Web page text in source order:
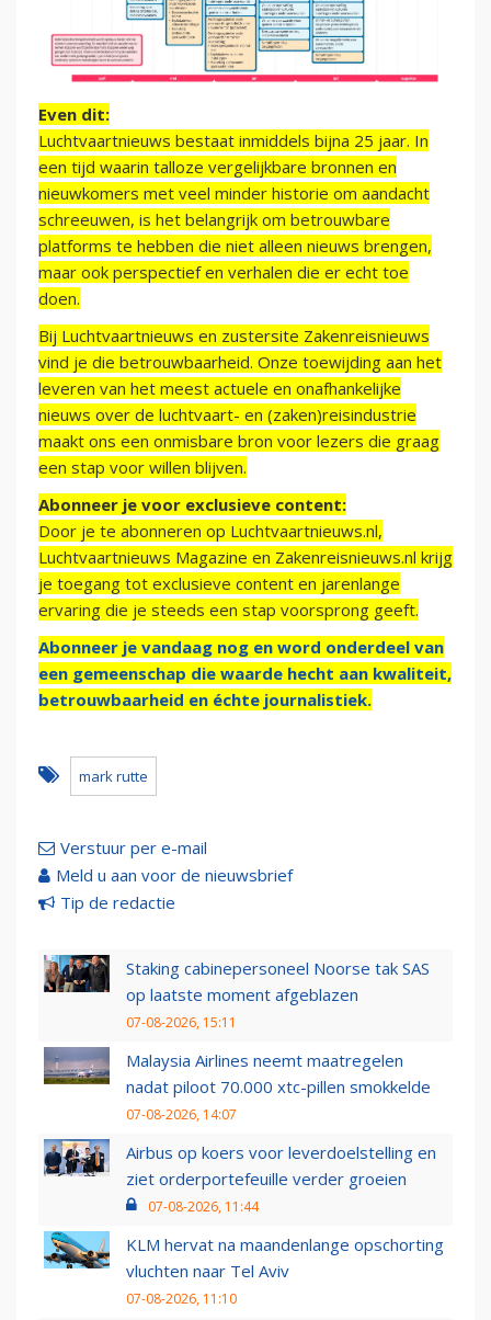
Even dit:
Luchtvaartnieuws bestaat inmiddels bijna 25 jaar. In
een tijd waarin talloze vergelijkbare bronnen en
nieuwkomers met veel minder historie om aandacht
schreeuwen, is het belangrijk om betrouwbare
platforms te hebben die niet alleen nieuws brengen,
maar ook perspectief en verhalen die er echt toe
doen.
Bij Luchtvaartnieuws en zustersite Zakenreisnieuws
vind je die betrouwbaarheid. Onze toewijding aan het
leveren van het meest actuele en onafhankelijke
nieuws over de luchtvaart- en (zaken)reisindustrie
maakt ons een onmisbare bron voor lezers die graag
een stap voor willen blijven.
Abonneer je voor exclusieve content:
Door je te abonneren op Luchtvaartnieuws.nl,
Luchtvaartnieuws Magazine en Zakenreisnieuws.nl krijg
je toegang tot exclusieve content en jarenlange
ervaring die je steeds een stap voorsprong geeft.
Abonneer je vandaag nog en word onderdeel van
een gemeenschap die waarde hecht aan kwaliteit,
betrouwbaarheid en échte journalistiek.
mark rutte
Verstuur per e-mail
Meld u aan voor de nieuwsbrief
Tip de redactie
Staking cabinepersoneel Noorse tak SAS
op laatste moment afgeblazen
07-08-2026, 15:11
Malaysia Airlines neemt maatregelen
nadat piloot 70.000 xtc-pillen smokkelde
07-08-2026, 14:07
Airbus op koers voor leverdoelstelling en
ziet orderportefeuille verder groeien
07-08-2026, 11:44
KLM hervat na maandenlange opschorting
vluchten naar Tel Aviv
07-08-2026, 11:10